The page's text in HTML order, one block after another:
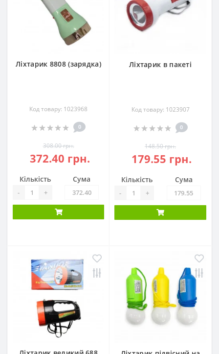
Ліхтарик 8808 (зарядка)
Код товару: 1023968
0
308.00 грн.
372.40 грн.
Кількість
- +
Сума
Ліхтарик в пакеті
Код товару: 1023907
0
148.50 грн.
179.55 грн.
Кількість
- +
Сума